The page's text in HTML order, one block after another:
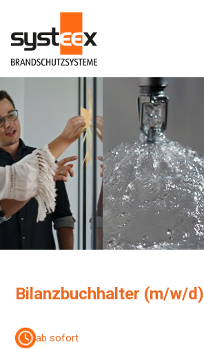
Bilanzbuchhalter (m/w/d)
ab sofort